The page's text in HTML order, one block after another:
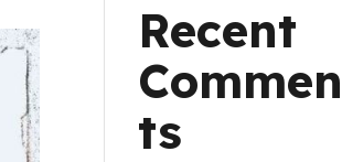
Recent
Commen
ts